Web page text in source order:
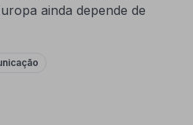
ainda depende de